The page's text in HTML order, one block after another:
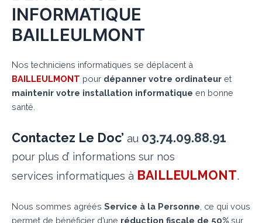
INFORMATIQUE
BAILLEULMONT
Nos techniciens informatiques se déplacent à
BAILLEULMONT pour dépanner votre ordinateur et
maintenir votre installation informatique en bonne
santé.
Contactez Le Doc’ au 03.74.09.88.91
pour plus d’ informations sur nos
services informatiques à BAILLEULMONT.
Nous sommes agréés Service à la Personne , ce qui vous
permet de bénéficier d’une réduction fiscale de 50% sur